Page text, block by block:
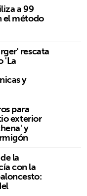
a 99
el método
rescata
'La
y
para
exterior
y
la
con la